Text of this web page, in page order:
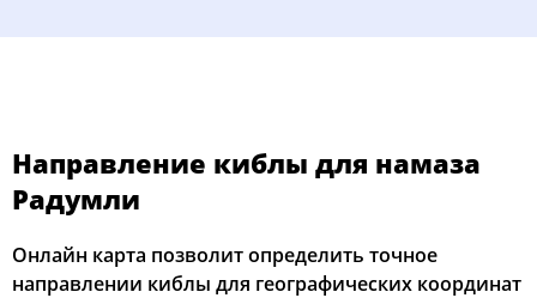
Направление киблы для намаза
Радумли
Онлайн карта позволит определить точное
направлении киблы для географических координат